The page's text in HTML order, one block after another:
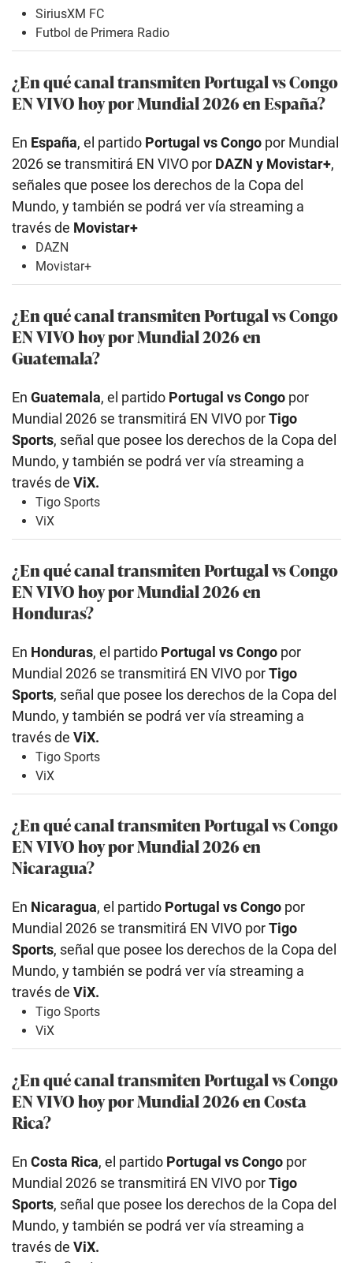
SiriusXM FC
Futbol de Primera Radio
¿En qué canal transmiten Portugal vs Congo
EN VIVO hoy por Mundial 2026 en España?
En España, el partido Portugal vs Congo por Mundial
2026 se transmitirá EN VIVO por DAZN y Movistar+,
señales que posee los derechos de la Copa del
Mundo, y también se podrá ver vía streaming a
través de Movistar+
DAZN
Movistar+
¿En qué canal transmiten Portugal vs Congo
EN VIVO hoy por Mundial 2026 en
Guatemala?
En Guatemala, el partido Portugal vs Congo por
Mundial 2026 se transmitirá EN VIVO porTigo
Sports, señal que posee los derechos de la Copa del
Mundo, y también se podrá ver vía streaming a
través de ViX.
Tigo Sports
ViX
¿En qué canal transmiten Portugal vs Congo
EN VIVO hoy por Mundial 2026 en
Honduras?
En Honduras, el partido Portugal vs Congo por
Mundial 2026 se transmitirá EN VIVO porTigo
Sports, señal que posee los derechos de la Copa del
Mundo, y también se podrá ver vía streaming a
través de ViX.
Tigo Sports
ViX
¿En qué canal transmiten Portugal vs Congo
EN VIVO hoy por Mundial 2026 en
Nicaragua?
En Nicaragua, el partido Portugal vs Congo por
Mundial 2026 se transmitirá EN VIVO porTigo
Sports, señal que posee los derechos de la Copa del
Mundo, y también se podrá ver vía streaming a
través de ViX.
Tigo Sports
ViX
¿En qué canal transmiten Portugal vs Congo
EN VIVO hoy por Mundial 2026 en Costa
Rica?
En Costa Rica, el partido Portugal vs Congo por
Mundial 2026 se transmitirá EN VIVO porTigo
Sports, señal que posee los derechos de la Copa del
Mundo, y también se podrá ver vía streaming a
través de ViX.